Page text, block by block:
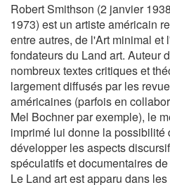
Robert Smithson (2 janvier
1973) est un artiste américain
entre autres, de l'Art minimal et
fondateurs du Land art. Auteur
nombreux textes critiques et
largement diffusés par les
américaines (parfois en
Mel Bochner par exemple), le
imprimé lui donne la possibilité
développer les aspects
spéculatifs et documentaires
Le Land art est apparu dans